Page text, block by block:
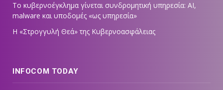
Το κυβερνοέγκλημα γίνεται συνδρομητική υπηρεσία: AI,
malware και υποδομές «ως υπηρεσία»
Η «Στρογγυλή Θεά» της Κυβερνοασφάλειας
INFOCOM TODAY